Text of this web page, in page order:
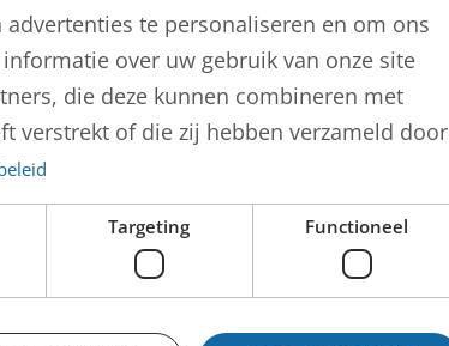
+
−
te personaliseren en om ons
over uw gebruik van onze site
die deze kunnen combineren met
verstrekt of die zij hebben verzameld door
Targeting Functioneel